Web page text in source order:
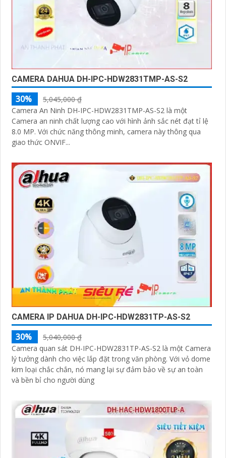
CAMERA DAHUA DH-IPC-HDW2831TMP-AS-S2
30%
5,045,000 ₫
Camera An Ninh DH-IPC-HDW2831TMP-AS-S2 là một
Camera an ninh chất lượng cao với hình ảnh sắc nét đạt tỉ lệ
8.0 MP. Với chức năng thông minh, camera này thông qua
giao thức ONVIF...
CAMERA IP DAHUA DH-IPC-HDW2831TP-AS-S2
30%
5,040,000 ₫
Camera quan sát DH-IPC-HDW2831TP-AS-S2 là một Camera
lý tưởng dành cho việc lắp đặt trong văn phòng. Với vỏ dome
kim loại chắc chắn, nó mang lại sự đảm bảo về sự an toàn
và bền bỉ cho người dùng